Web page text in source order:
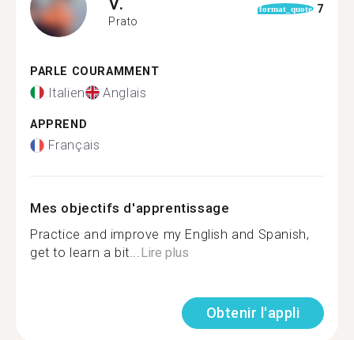
Prato
format_quote 7
PARLE COURAMMENT
Italien Anglais
APPREND
Français
Mes objectifs d'apprentissage
Practice and improve my English and Spanish,
get to learn a bit...Lire plus
Obtenir l'appli